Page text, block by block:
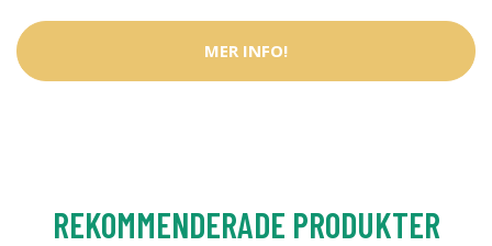
MER INFO!
REKOMMENDERADE PRODUKTER